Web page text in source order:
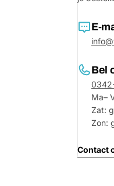
E-
Bel
Ma–
Zat:
Zon:
Contact